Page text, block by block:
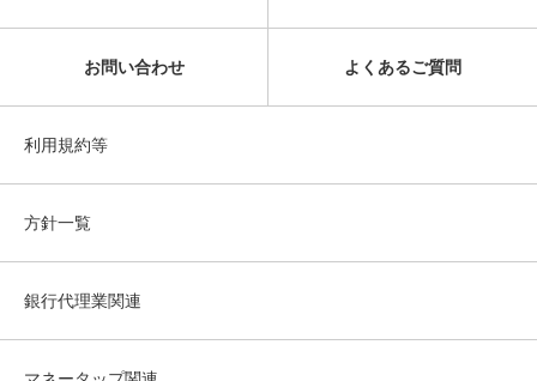
お問い合わせ よくあるご質問
利用規約等
方針一覧
銀行代理業関連